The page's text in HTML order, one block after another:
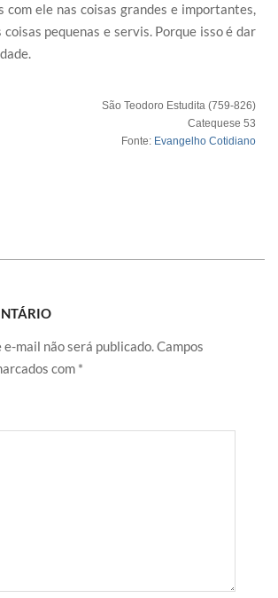
com ele nas coisas grandes e importantes,
coisas pequenas e servis. Porque isso é dar
São Teodoro Estudita (759-826)
Catequese 53
Fonte: Evangelho Cotidiano
e-mail não será publicado.Campos
com *